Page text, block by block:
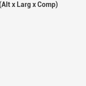
x Larg x Comp)